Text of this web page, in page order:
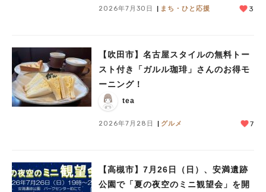
2026年7月30日 まち・ひと応援 3
【吹田市】名古屋スタイルの無料トー
スト付き「ガルル珈琲」さんのお得モ
ーニング！
tea
2026年7月28日 グルメ 7
【高槻市】7月26日（日）、安満遺跡
公園で「夏の夜空のミニ観望会」を開